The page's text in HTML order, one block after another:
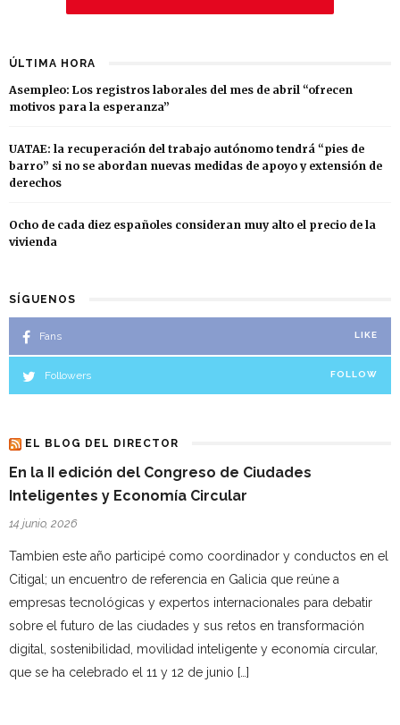
ÚLTIMA HORA
Asempleo: Los registros laborales del mes de abril “ofrecen
motivos para la esperanza”
UATAE: la recuperación del trabajo autónomo tendrá “pies de
barro” si no se abordan nuevas medidas de apoyo y extensión de
derechos
Ocho de cada diez españoles consideran muy alto el precio de la
vivienda
SÍGUENOS
Fans LIKE
Followers FOLLOW
EL BLOG DEL DIRECTOR
En la II edición del Congreso de Ciudades
Inteligentes y Economía Circular
14 junio, 2026
Tambien este año participé como coordinador y conductos en el
Citigal; un encuentro de referencia en Galicia que reúne a
empresas tecnológicas y expertos internacionales para debatir
sobre el futuro de las ciudades y sus retos en transformación
digital, sostenibilidad, movilidad inteligente y economía circular,
que se ha celebrado el 11 y 12 de junio […]